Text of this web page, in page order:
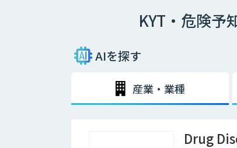
KYT・危険予
AIを探す
産業・業種
Drug